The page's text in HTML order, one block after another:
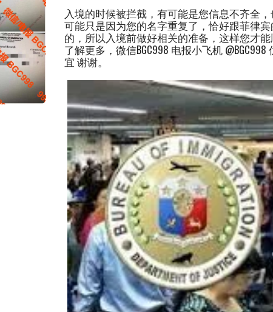
入境的时候被拦截，有可能是您信息不齐全
可能只是因为您的名字重复了，恰好跟菲律
的，所以入境前做好相关的准备，这样您才
了解更多，微信BGC998 电报小飞机
宜 谢谢。